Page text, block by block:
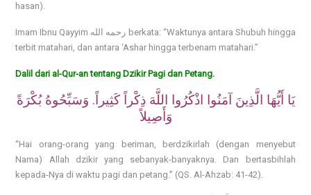
hasan).
Imam Ibnu Qayyim رحمه الله berkata: “Waktunya antara Shubuh hingga
terbit matahari, dan antara ‘Ashar hingga terbenam matahari.”
Dalil dari al-Qur-an tentang Dzikir Pagi dan Petang.
يَا أَيُّهَا الَّذِينَ آمَنُوا اذْكُرُوا اللَّهَ ذِكْراً كَثِيراً. وَسَبِّحُوهُ بُكْرَةً
وَأَصِيلاً
“Hai orang-orang yang beriman, berdzikirlah (dengan menyebut
Nama) Allah dzikir yang sebanyak-banyaknya. Dan bertasbihlah
kepada-Nya di waktu pagi dan petang.” (QS. Al-Ahzab: 41-42).